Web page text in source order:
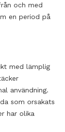
och med
en period på
med lämplig
användning.
som orsakats
har olika